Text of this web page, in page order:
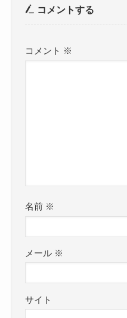
コメントする
コメント ※
名前 ※
メール ※
サイト